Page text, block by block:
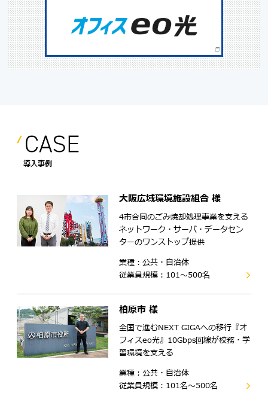
導入事例
大阪広域環境施設組合 様
4市合同のごみ焼却処理事業を支える
ネットワーク・サーバ・データセン
ターのワンストップ提供
業種：公共・自治体
従業員規模：101～500名
柏原市 様
全国で進むNEXT GIGAへの移行『オ
フィスeo光』10Gbps回線が校務・学
習環境を支える
業種：公共・自治体
従業員規模：101名～500名